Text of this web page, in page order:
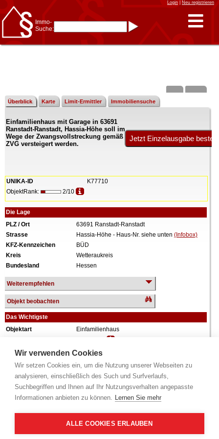
Wir verwenden Cookies
Wir setzen Cookies ein, um die Nutzung unserer Webseiten zu
analysieren, einschließlich des Such und Surfverlaufs,
Suchbegriffen und Ihnen auf Ihr Nutzungsverhalten angepasste
Informationen anbieten zu können. Lernen Sie mehr
ALLE COOKIES ERLAUBEN
Login| Neu registrieren
Immo-
Suche:
z.B.:15 Frankfurtfür
Frankfurt/Oder
und6 Frankfurtfür Frankfurt
Immobiliensuche
nach Kreis
nach Amtsgericht
Überblick Karte Limit-Ermittler Immobiliensuche
Einfamilienhaus mit Garage in 63691
Ranstadt-Ranstadt, Hassia-Höhe soll im
Wege der Zwangsvollstreckung gemäß
ZVG versteigert werden.
UNIKA-ID
K77710
ObjektRank:
2/10
Die Lage
PLZ / Ort
63691 Ranstadt-Ranstadt
Strasse
Hassia-Höhe - Haus-Nr. siehe unten (Infobox)
KFZ-Kennzeichen
BÜD
Kreis
Wetteraukreis
Bundesland
Hessen
Weiterempfehlen
Objekt beobachten
Das Wichtigste
Objektart
Einfamilienhaus
Wiederholungstermin
Ja (gemäß §74a / §85a)
ca. 2007
Grundstück
Wohnfläche
102 m²
Weiteres
Garage.